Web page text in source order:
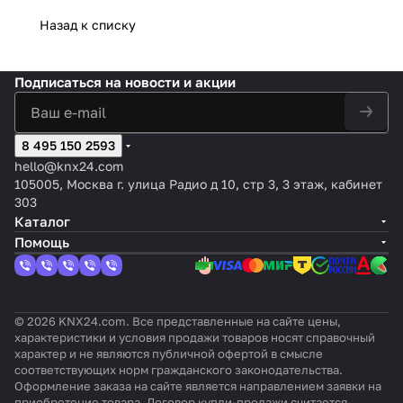
ере и
Назад к списку
Подписаться на новости и акции
8 495 150 2593
hello@knx24.com
105005, Москва г. улица Радио д 10, стр 3, 3 этаж, кабинет
303
Каталог
Помощь
© 2026 KNX24.com. Все представленные на сайте цены,
характеристики и условия продажи товаров носят справочный
характер и не являются публичной офертой в смысле
соответствующих норм гражданского законодательства.
Оформление заказа на сайте является направлением заявки на